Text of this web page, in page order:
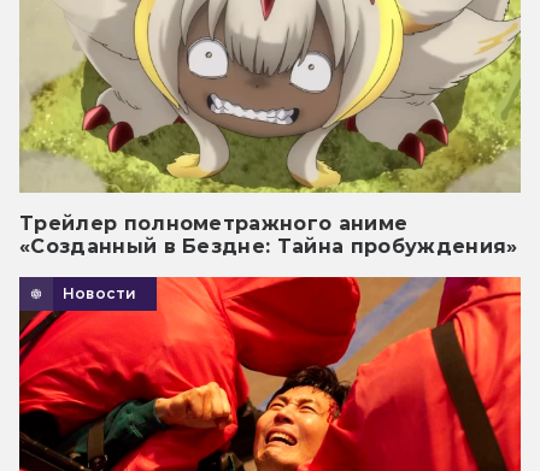
Трейлер полнометражного аниме
«Созданный в Бездне: Тайна пробуждения»
Новости